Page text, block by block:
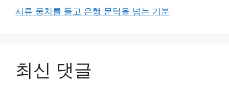
서류 뭉치를 들고 은행 문턱을 넘는 기분
최신 댓글